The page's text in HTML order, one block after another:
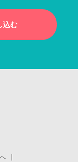
込む